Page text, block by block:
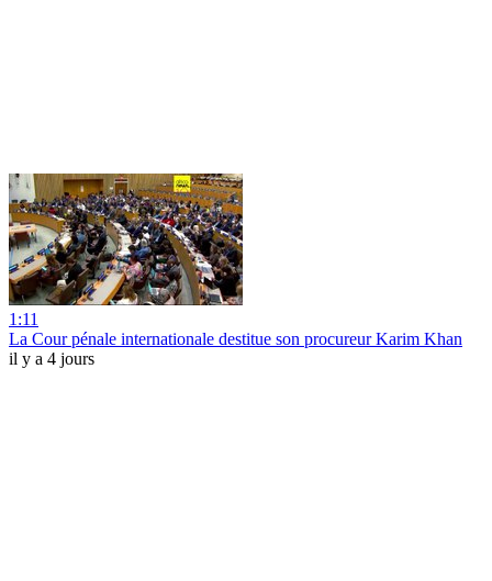
1:11
La Cour pénale internationale destitue son procureur Karim Khan
il y a 4 jours